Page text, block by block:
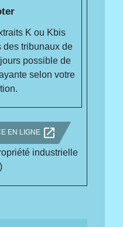
K ou Kbis
des tribunaux de
possible de
selon votre
EN LIGNE open_in_new
industrielle